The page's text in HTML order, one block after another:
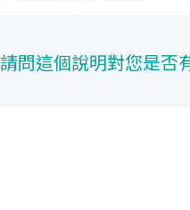
請問這個說明對您是否